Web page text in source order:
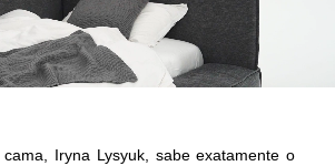
Iryna Lysyuk, sabe exatamente o